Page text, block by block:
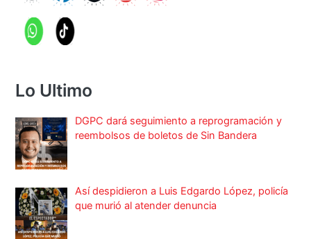
Lo Ultimo
DGPC dará seguimiento a reprogramación y
reembolsos de boletos de Sin Bandera
Así despidieron a Luis Edgardo López, policía
que murió al atender denuncia